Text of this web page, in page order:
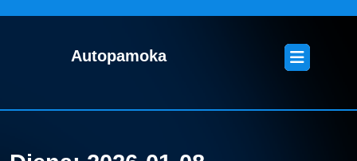
Autopamoka
Open
Button